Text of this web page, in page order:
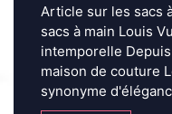
Article sur les sacs
sacs à main Louis
intemporelle
maison de couture
synonyme